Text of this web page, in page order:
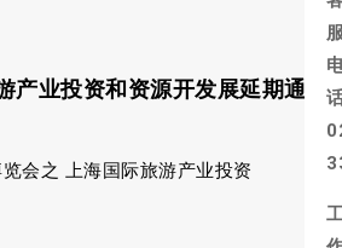
产业投资和资源开发展延期通
会之 上海国际旅游产业投资